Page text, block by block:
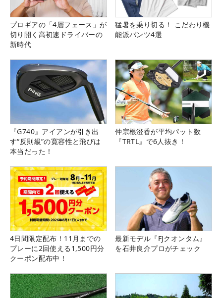
プロギアの「4層フェース」が
切り開く高初速ドライバーの
新時代
猛暑を乗り切る！ こだわり機
能派パンツ4選
『G740』アイアンが引き出
す“反則級”の寛容性と飛びは
本当だった！
仲宗根澄香が平均パット数
『TRTL』で6人抜き！
4日間限定配布！11月までの
プレーに2回使える1,500円分
クーポン配布中！
最新モデル『FJクオンタム』
を石井良介プロがチェック